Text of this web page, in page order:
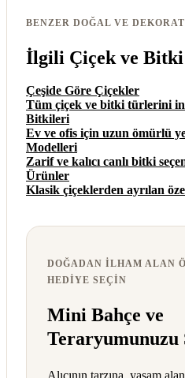
BENZER DOĞAL VE
İlgili Çiçek ve
Çeşide Göre Çiçekler
Tüm çiçek ve bitki türlerini
Bitkileri
Ev ve ofis için uzun ömürlü
Modelleri
Zarif ve kalıcı canlı bitki
Ürünler
Klasik çiçeklerden ayrılan
DOĞADAN ILHAM ALAN
HEDIYE SEÇIN
Mini Bahçe ve
Teraryumunuzu
Alıcının tarzına, yaşam